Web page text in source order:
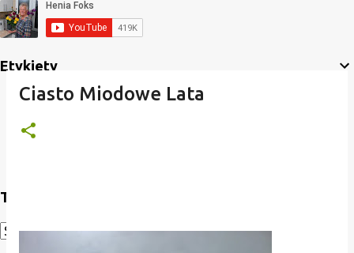
Etykiety
Translate
Ciasto Miodowe Lata